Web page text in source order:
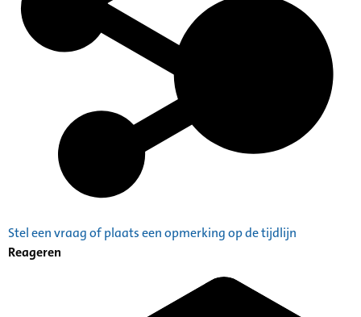
Stel een vraag of plaats een opmerking op de tijdlijn
Reageren